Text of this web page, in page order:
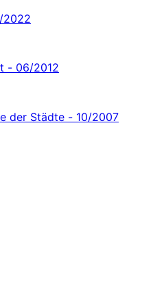
2022
- 06/2012
der Städte - 10/2007